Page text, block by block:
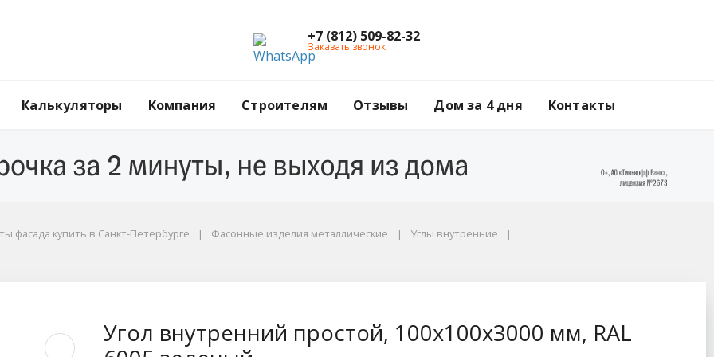
+7 (812) 509-82-32
Заказать звонок
Калькуляторы Компания Строителям Отзывы Дом за 4 дня Контакты
фасада купить в Санкт-Петербурге Фасонные изделия металлические
Углы внутренние
Угол внутренний простой, 100x100x3000 мм, RAL